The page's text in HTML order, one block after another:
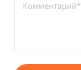
Комментарий*